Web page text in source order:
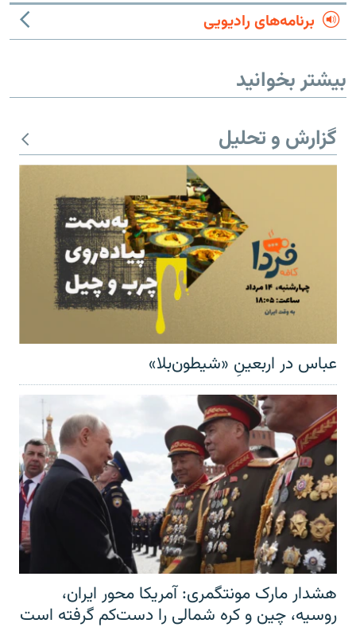
برنامه‌های رادیویی
بیشتر بخوانید
گزارش و تحلیل
عباس در اربعینِ «شیطون‌بلا»
هشدار مارک مونتگمری: آمریکا محور ایران،
روسیه، چین و کره شمالی را دست‌کم گرفته است